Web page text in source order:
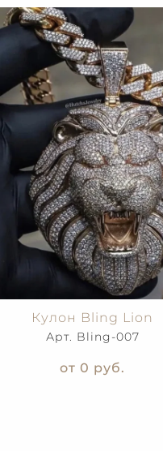
Кулон Bling Lion
Арт. Bling-007
от 0 руб.